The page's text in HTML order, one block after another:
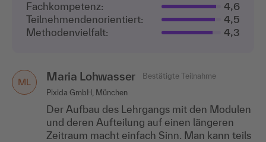
Fachkompetenz:
4,6
Teilnehmenden­orientiert:
4,5
Methodenvielfalt:
4,3
ML Maria Lohwasser
Bestätigte Teilnahme
Pixida GmbH, München
Der Aufbau des Lehrgangs mit den Modulen
und deren Aufteilung auf einen längeren
Zeitraum macht einfach Sinn. Man kann teils